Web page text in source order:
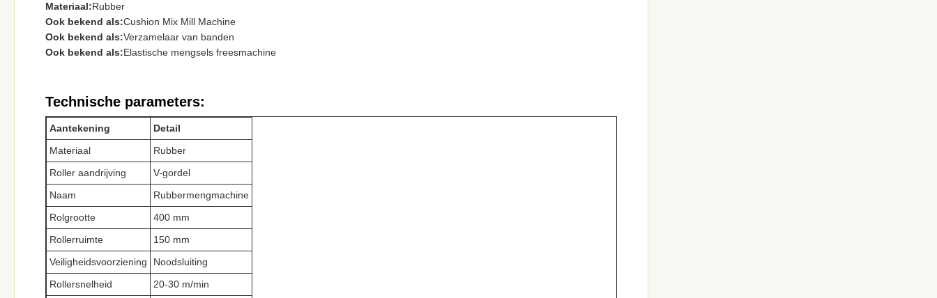
Materiaal:Rubber
Ook bekend als:Cushion Mix Mill Machine
Ook bekend als:Verzamelaar van banden
Ook bekend als:Elastische mengsels freesmachine
Technische parameters:
Aantekening
Detail
Materiaal
Rubber
Roller aandrijving
V-gordel
Naam
Rubbermengmachine
Rolgrootte
400 mm
Rollerruimte
150 mm
Veiligheidsvoorziening
Noodsluiting
Rollersnelheid
20-30 m/min